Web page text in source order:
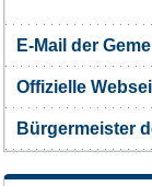
E-Mail der
Offizielle
Bürgermeister